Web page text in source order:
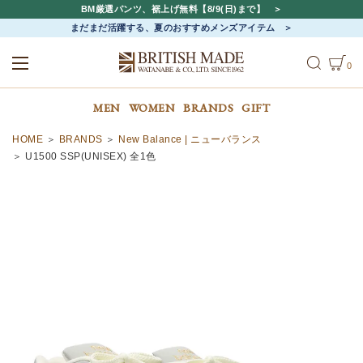
BM厳選パンツ、裾上げ無料【8/9(日)まで】
まだまだ活躍する、夏のおすすめメンズアイテム
0
MEN WOMEN BRANDS GIFT
HOME BRANDS
New Balance | ニューバランス
U1500 SSP(UNISEX) 全1色